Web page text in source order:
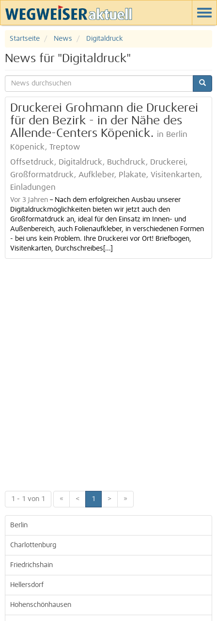
Startseite News Digitaldruck
News für "Digitaldruck"
Druckerei Grohmann die Druckerei
für den Bezirk - in der Nähe des
Allende-Centers Köpenick. in Berlin
Köpenick, Treptow
Offsetdruck, Digitaldruck, Buchdruck, Druckerei,
Großformatdruck, Aufkleber, Plakate, Visitenkarten,
Einladungen
Vor 3 Jahren – Nach dem erfolgreichen Ausbau unserer
Digitaldruckmöglichkeiten bieten wir jetzt auch den
Großformatdruck an, ideal für den Einsatz im Innen- und
Außenbereich, auch Folienaufkleber, in verschiedenen Formen
- bei uns kein Problem. Ihre Druckerei vor Ort! Briefbogen,
Visitenkarten, Durchschreibes[...]
1 - 1 von 1 « < 1 > »
Berlin
Charlottenburg
Friedrichshain
Hellersdorf
Hohenschönhausen